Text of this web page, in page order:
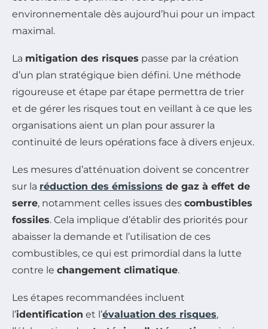
environnementale dès aujourd’hui pour un impact
maximal.
La mitigation des risques passe par la création
d’un plan stratégique bien défini. Une méthode
rigoureuse et étape par étape permettra de trier
et de gérer les risques tout en veillant à ce que les
organisations aient un plan pour assurer la
continuité de leurs opérations face à divers enjeux.
Les mesures d’atténuation doivent se concentrer
sur la réduction des émissions de gaz à effet de
serre, notamment celles issues des combustibles
fossiles. Cela implique d’établir des priorités pour
abaisser la demande et l’utilisation de ces
combustibles, ce qui est primordial dans la lutte
contre le changement climatique.
Les étapes recommandées incluent
l’identification et l’évaluation des risques,